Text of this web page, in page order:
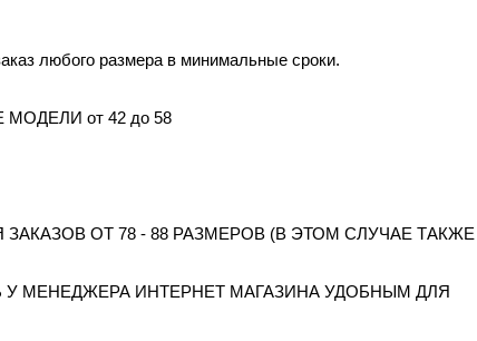
любого размера в минимальные сроки.
от 42 до 58
ОТ 78 - 88 РАЗМЕРОВ (В ЭТОМ СЛУЧАЕ ТАКЖЕ
МЕНЕДЖЕРА ИНТЕРНЕТ МАГАЗИНА УДОБНЫМ ДЛЯ